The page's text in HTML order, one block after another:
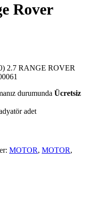
Rover
2.7 RANGE ROVER
durumunda Ücretsiz
adet
MOTOR, MOTOR,